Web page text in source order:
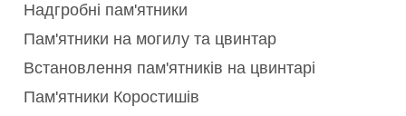
Надгробні пам'ятники
Пам'ятники на могилу та цвинтар
Встановлення пам'ятників на цвинтарі
Пам'ятники Коростишів